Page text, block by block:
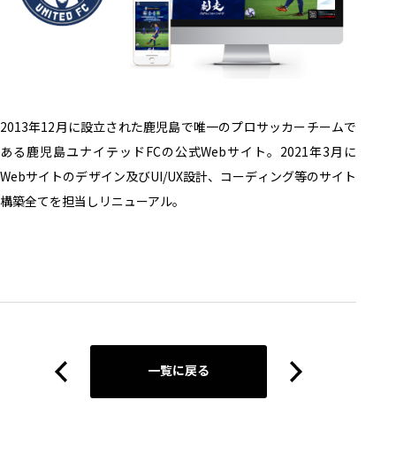
2013年12月に設立された鹿児島で唯一のプロサッカーチームで
ある鹿児島ユナイテッドFCの公式Webサイト。2021年3月に
Webサイトのデザイン及びUI/UX設計、コーディング等のサイト
構築全てを担当しリニューアル。
一覧に戻る